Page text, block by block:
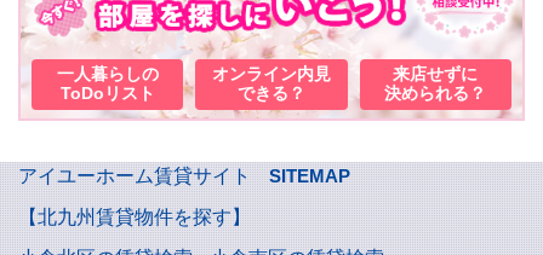
一人暮らしの
ToDoリスト
オンライン内見
できる？
来店せずに
決められる？
アイユーホーム賃貸サイト
SITEMAP
【北九州賃貸物件を探す】